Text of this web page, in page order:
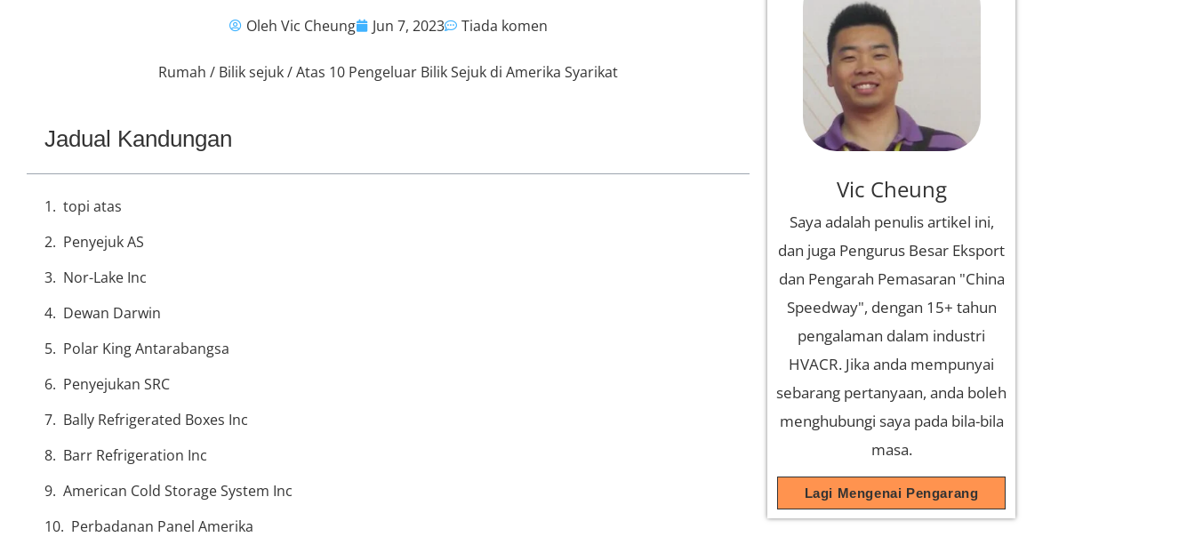
Oleh Vic Cheung Jun 7, 2023 Tiada komen
Rumah / Bilik sejuk/ Atas 10 Pengeluar Bilik Sejuk di Amerika Syarikat
Jadual Kandungan
topi atas
Penyejuk AS
Nor-Lake Inc
Dewan Darwin
Polar King Antarabangsa
Penyejukan SRC
Bally Refrigerated Boxes Inc
Barr Refrigeration Inc
American Cold Storage System Inc
Perbadanan Panel Amerika
Vic Cheung
Saya adalah penulis artikel ini,
dan juga Pengurus Besar Eksport
dan Pengarah Pemasaran "China
Speedway", dengan 15+ tahun
pengalaman dalam industri
HVACR. Jika anda mempunyai
sebarang pertanyaan, anda boleh
menghubungi saya pada bila-bila
masa.
Lagi Mengenai Pengarang